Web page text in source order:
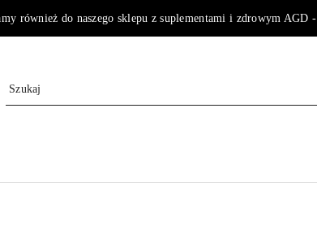
również do naszego sklepu z suplementami i zdrowym AGD -